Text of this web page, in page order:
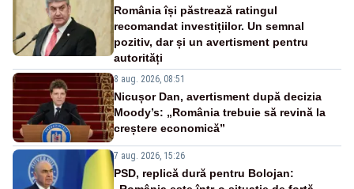
România își păstrează ratingul
recomandat investițiilor. Un semnal
pozitiv, dar și un avertisment pentru
autorități
8 aug. 2026, 08:51
Nicușor Dan, avertisment după decizia
Moody’s: „România trebuie să revină la
creștere economică”
7 aug. 2026, 15:26
PSD, replică dură pentru Bolojan: